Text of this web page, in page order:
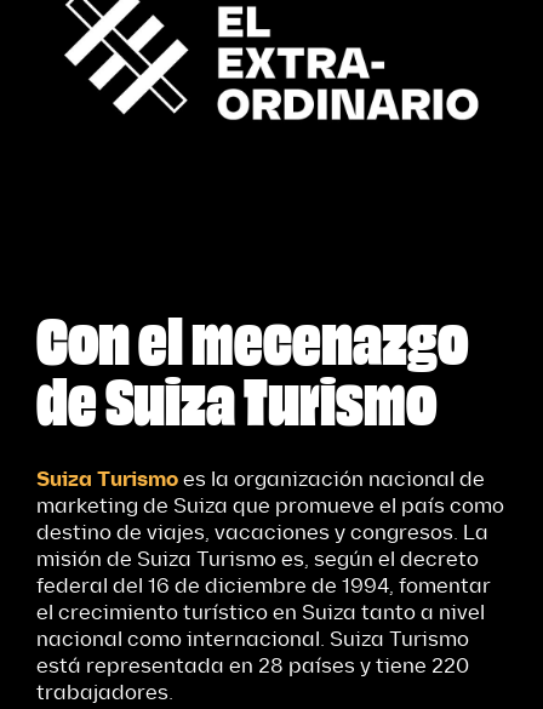
Con el mecenazgo
de Suiza Turismo
Suiza Turismoes la organización nacional de
marketing de Suiza que promueve el país como
destino de viajes, vacaciones y congresos. La
misión de Suiza Turismo es, según el decreto
federal del 16 de diciembre de 1994, fomentar
el crecimiento turístico en Suiza tanto a nivel
nacional como internacional. Suiza Turismo
está representada en 28 países y tiene 220
trabajadores.